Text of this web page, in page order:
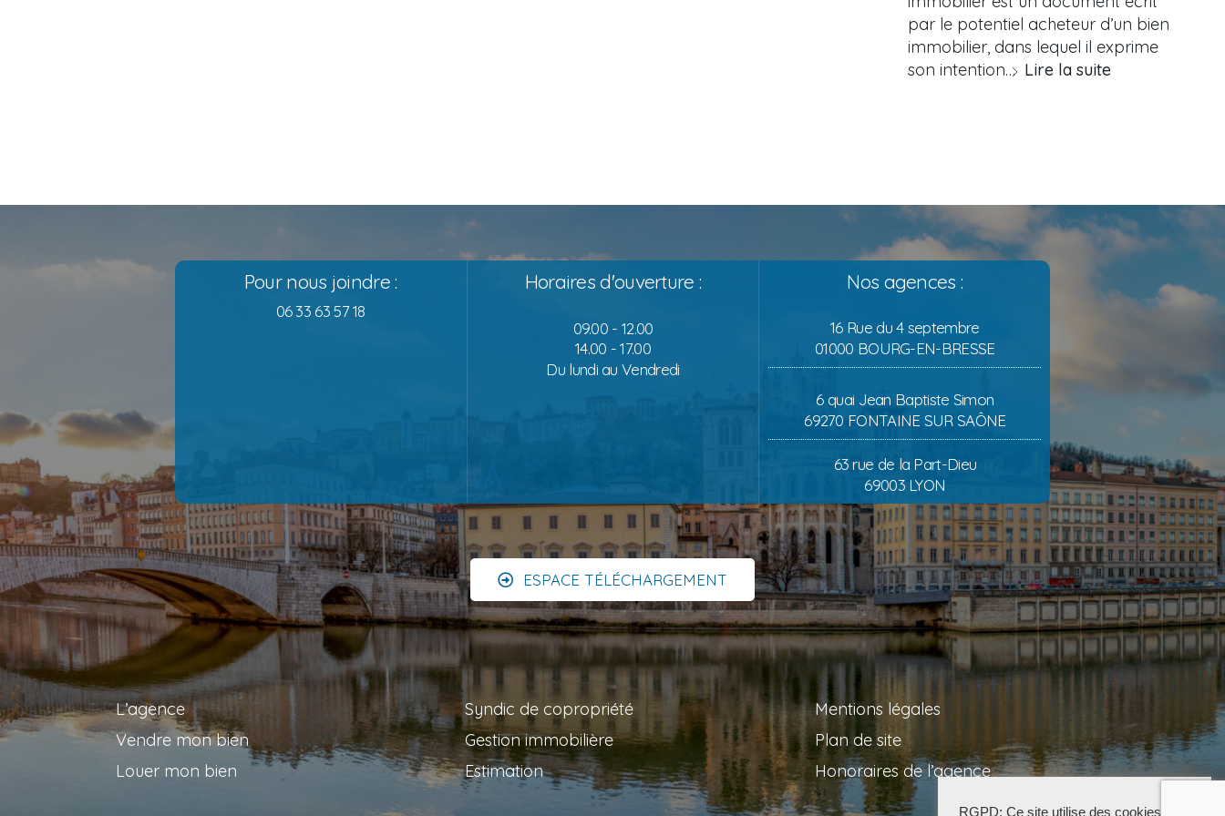
par le potentiel acheteur d’un bien
immobilier, dans lequel il exprime
son intention… Lire la suite
Pour nous joindre :
06 33 63 57 18
Horaires d'ouverture :
09.00 - 12.00
14.00 - 17.00
Du lundi au Vendredi
Nos agences :
16 Rue du 4 septembre
01000 BOURG-EN-BRESSE
6 quai Jean Baptiste Simon
69270 FONTAINE SUR SAÔNE
63 rue de la Part-Dieu
69003 LYON
ESPACE TÉLÉCHARGEMENT
L’agence
Vendre mon bien
Louer mon bien
Syndic de copropriété
Gestion immobilière
Estimation
Mentions légales
Plan de site
Honoraires de l’agence
RGPD: Ce site utilise des cookies pour